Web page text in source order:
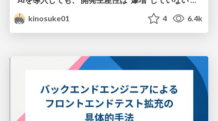
kinosuke01
4 6.4k